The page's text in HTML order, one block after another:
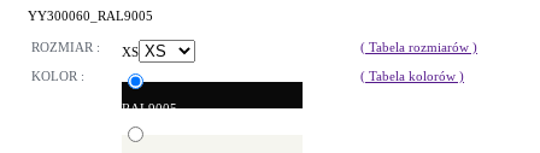
YY300060_RAL9005
ROZMIAR : XS
( Tabela rozmiarów )
KOLOR :
RAL9005
( Tabela kolorów )